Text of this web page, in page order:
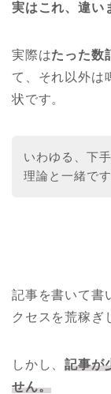
実はこれ、違い
実際はたった数
て、それ以外は
状です。
いわゆる、下
理論と一緒で
記事を書いて書
クセスを荒稼ぎ
しかし、記事が
せん。